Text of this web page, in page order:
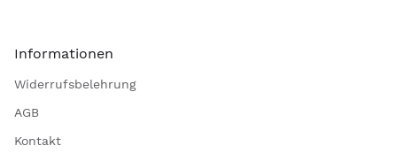
Informationen
Widerrufsbelehrung
AGB
Kontakt